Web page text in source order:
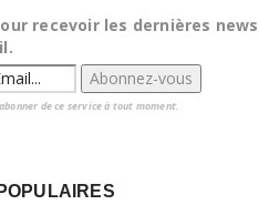
recevoir les dernières
de ce service à tout moment.